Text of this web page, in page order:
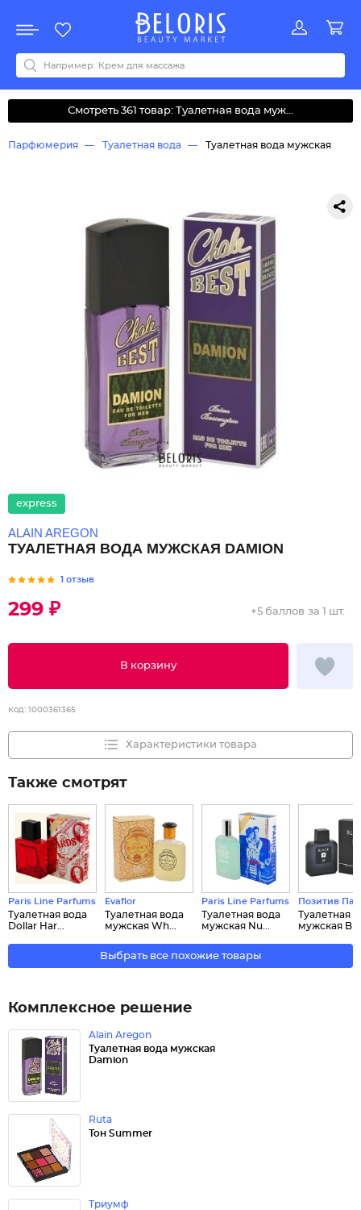
Акции
Все бренды
0-9ABCDEFGHIJKLMNOPQRSTUVWYZАБВДЗИМОКЛНПРСТУФ
Смотреть 361 товар: Туалетная вода муж...
Парфюмерия Туалетная вода Туалетная вода мужская
express
ALAIN AREGON
ТУАЛЕТНАЯ ВОДА МУЖСКАЯ DAMION
1 отзыв
299 ₽
В корзину
+5 баллов за 1 шт.
Код: 1000361365
Характеристики товара
Также смотрят
Paris Line Parfums
Туалетная вода
Dollar Har...
Evaflor
Туалетная вода
мужская Wh...
Paris Line Parfums
Туалетная вода
мужская Nu...
Позитив
Туалетная
мужская Bl...
Выбрать все похожие товары
Комплексное решение
Alain Aregon
Туалетная вода мужская
Damion
Ruta
Тон Summer
Триумф